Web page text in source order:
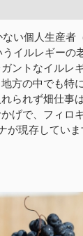
い個人生産者
イルレギーの
ントなイルレ
方の中でも特
られず畑仕事
げで、フィロ
が現存していま